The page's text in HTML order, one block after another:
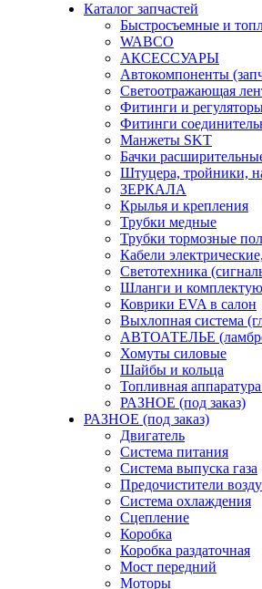
Каталог запчастей
Быстросъемные и
WABCO
АКСЕССУАРЫ
Автокомпоненты
Светоотражающая
Фитинги и
Фитинги
Манжеты SKT
Бачки
Штуцера, тройники,
ЗЕРКАЛА
Крылья и крепления
Трубки медные
Трубки тормозные
Кабели
Светотехника
Шланги и
Коврики EVA в салон
Выхлопная система
АВТОАТЕЛЬЕ
Хомуты силовые
Шайбы и кольца
Топливная
РАЗНОЕ (под заказ)
РАЗНОЕ (под заказ)
Двигатель
Система питания
Система выпуска газа
Предочистители
Система охлаждения
Сцепление
Коробка
Коробка раздаточная
Мост передний
Моторы